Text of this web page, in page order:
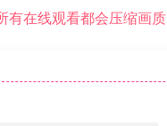
有在线观看都会压缩画质